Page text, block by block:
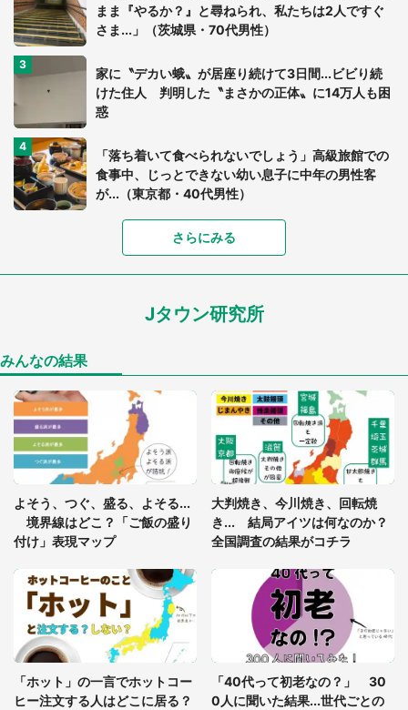
まま『やるか？』と尋ねられ、私たちは2人ですぐ
さま...」（茨城県・70代男性）
家に〝デカい蛾〟が居座り続けて3日間...ビビり続
けた住人 判明した〝まさかの正体〟に14万人も困
惑
「落ち着いて食べられないでしょう」高級旅館での
食事中、じっとできない幼い息子に中年の男性客
が...（東京都・40代男性）
「富豪すぎ」1歳息子の〝店頭駄々こね〟の内容に1.
7万人驚がく 「お菓子売り場ならまだしも...」「ハ
ードル高い」
「閉所恐怖症の私は新幹線で大パニック。隣席の青
「ゾワゾワする」「本当に気持ち悪い」 道端でバ
グっちゃってた〝野生の野菜〟に6.5万人戦慄
座布団だろ」「食パンの耳」と1.4万人困惑
っ暗な道で遭難状態。なんとか見つけた民家に助け
を求めると、住人の男性が...」
「孫にあげると思って、あなたにこれをあげる」
真夏の山道で見知らぬお婆さんに握らされたもの
（山口県・30代女性）
さらにみる
Jタウン研究所
みんなの結果
よそう、つぐ、盛る、よそる...
境界線はどこ？「ご飯の盛り
付け」表現マップ
大判焼き、今川焼き、回転焼
き... 結局アイツは何なのか？
全国調査の結果がコチラ
「ホット」の一言でホットコー
ヒー注文する人はどこに居る？
「40代って初老なの？」 30
0人に聞いた結果...世代ごとの